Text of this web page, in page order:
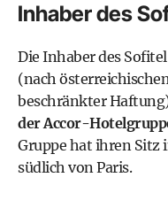
Inhaber des
Die Inhaber des
(nach
beschränkter
der Accor-
Gruppe hat ihren Sitz
südlich von Paris.